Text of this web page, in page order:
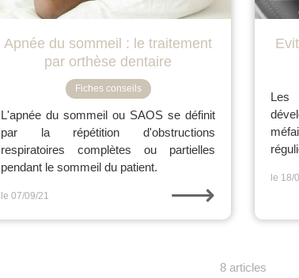
Apnée du sommeil : le traitement
par orthèse dentaire
Fiches conseils
L'apnée du sommeil ou SAOS se définit
par la répétition d'obstructions
respiratoires complètes ou partielles
pendant le sommeil du patient.
le 07/09/21 ⟶
Les
le 18/
8 articles